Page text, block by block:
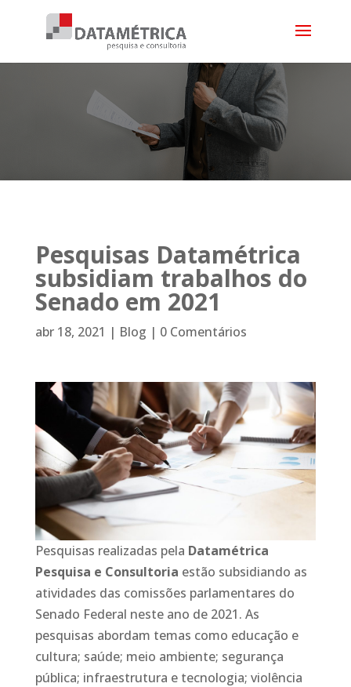
Pesquisas Datamétrica
subsidiam trabalhos do
Senado em 2021
abr 18, 2021 | Blog | 0 Comentários
Pesquisas realizadas pela Datamétrica
Pesquisa e Consultoria estão subsidiando as
atividades das comissões parlamentares do
Senado Federal neste ano de 2021. As
pesquisas abordam temas como educação e
cultura; saúde; meio ambiente; segurança
pública; infraestrutura e tecnologia; violência